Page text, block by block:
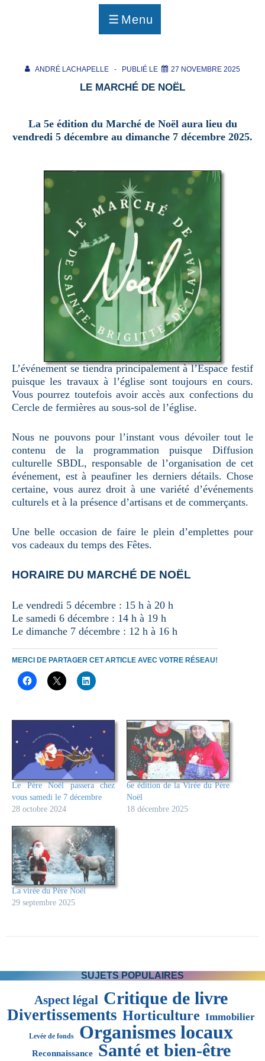
Menu
MENU
ANDRÉ LACHAPELLE PUBLIÉ LE 27 NOVEMBRE 2025
LE MARCHÉ DE NOËL
La 5e édition du Marché de Noël aura lieu du
vendredi 5 décembre au dimanche 7 décembre 2025.
L’événement se tiendra principalement à l’Espace festif
puisque les travaux à l’église sont toujours en cours.
Vous pourrez toutefois avoir accès aux confections du
Cercle de fermières au sous-sol de l’église.
Nous ne pouvons pour l’instant vous dévoiler tout le
contenu de la programmation puisque Diffusion
culturelle SBDL, responsable de l’organisation de cet
événement, est à peaufiner les derniers détails. Chose
certaine, vous aurez droit à une variété d’événements
culturels et à la présence d’artisans et de commerçants.
Une belle occasion de faire le plein d’emplettes pour
vos cadeaux du temps des Fêtes.
HORAIRE DU MARCHÉ DE NOËL
Le vendredi 5 décembre : 15 h à 20 h
Le samedi 6 décembre : 14 h à 19 h
Le dimanche 7 décembre : 12 h à 16 h
MERCI DE PARTAGER CET ARTICLE AVEC VOTRE RÉSEAU!
Le Père Noël passera chez
vous samedi le 7 décembre
28 octobre 2024
6e édition de la Virée du Père
Noël
18 décembre 2025
La virée du Père Noël
29 septembre 2025
SUJETS POPULAIRES
Aspect légal Critique de livre
Divertissements Horticulture Immobilier
Levée de fonds Organismes locaux
Reconnaissance Santé et bien-être